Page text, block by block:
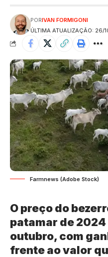
ÚLTIMA ATUALIZAÇÃO:
PORIVAN FORMIGONI
Farmnews (Adobe Stock)
O preço do
patamar de
outubro, com
frente ao valor